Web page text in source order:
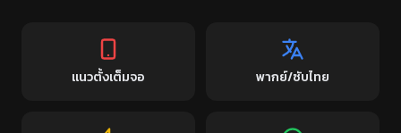
แนวตั้งเต็มจอ พากย์/ซับไทย